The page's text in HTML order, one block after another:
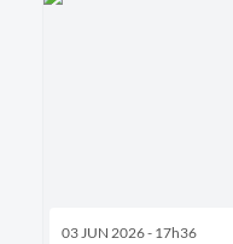
03 JUN 2026 - 17h36